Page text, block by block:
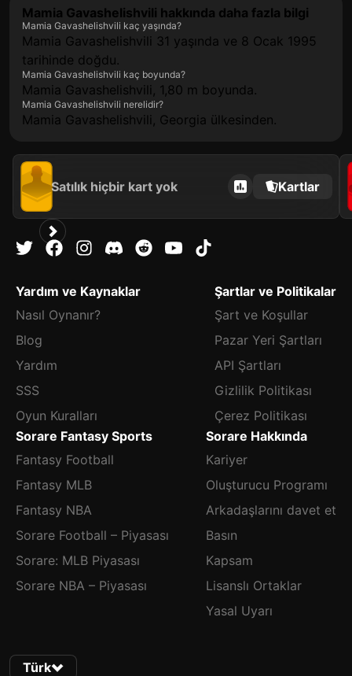
Mamia Gavashelishvili hakkında daha fazla bilgi
Mamia Gavashelishvili kaç yaşında?
Mamia Gavashelishvili 31 yaşında ve 8 Ocak 1995
tarihinde doğdu.
Mamia Gavashelishvili kaç boyunda?
Mamia Gavashelishvili, 1,80 m boyunda.
Mamia Gavashelishvili nerelidir?
Mamia Gavashelishvili, Georgia ülkesinden.
Satılık hiçbir kart yok Kartlar
Yardım ve Kaynaklar
Nasıl Oynanır?
Blog
Yardım
SSS
Oyun Kuralları
Şartlar ve Politikalar
Şart ve Koşullar
Pazar Yeri Şartları
API Şartları
Gizlilik Politikası
Çerez Politikası
Sorare Fantasy Sports
Fantasy Football
Fantasy MLB
Fantasy NBA
Sorare Football – Piyasası
Sorare: MLB Piyasası
Sorare NBA – Piyasası
Sorare Hakkında
Kariyer
Oluşturucu Programı
Arkadaşlarını davet et
Basın
Kapsam
Lisanslı Ortaklar
Yasal Uyarı
Türk